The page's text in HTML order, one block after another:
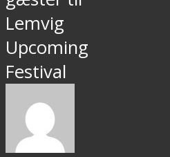
Lemvig
Upcoming
Festival